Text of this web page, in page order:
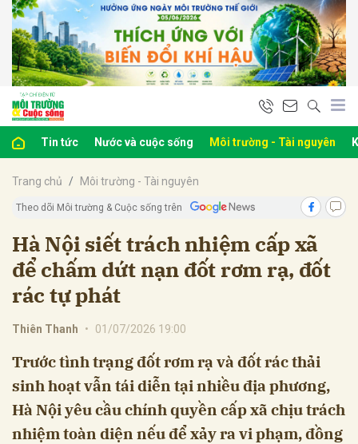
Tin tức Nước và cuộc sống Môi trường - Tài nguyên
Trang chủ Môi trường - Tài nguyên
Theo dõi Môi trường & Cuộc sống trên
Hà Nội siết trách nhiệm cấp xã
để chấm dứt nạn đốt rơm rạ, đốt
rác tự phát
Thiên Thanh • 01/07/2026 19:00
Trước tình trạng đốt rơm rạ và đốt rác thải
sinh hoạt vẫn tái diễn tại nhiều địa phương,
Hà Nội yêu cầu chính quyền cấp xã chịu trách
nhiệm toàn diện nếu để xảy ra vi phạm, đồng
luận
Hủy